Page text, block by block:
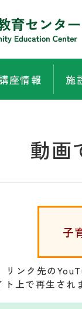
座情報 施
動画
子
リンク先の
上で再生され